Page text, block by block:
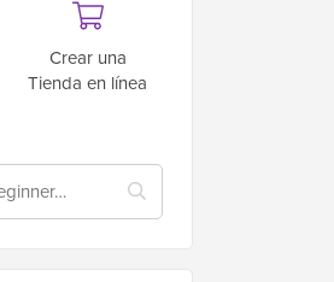
Crear una
Tienda en línea